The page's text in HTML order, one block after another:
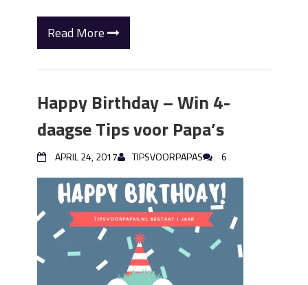
Read More
Happy Birthday – Win 4-
daagse Tips voor Papa’s
APRIL 24, 2017 TIPSVOORPAPAS 6